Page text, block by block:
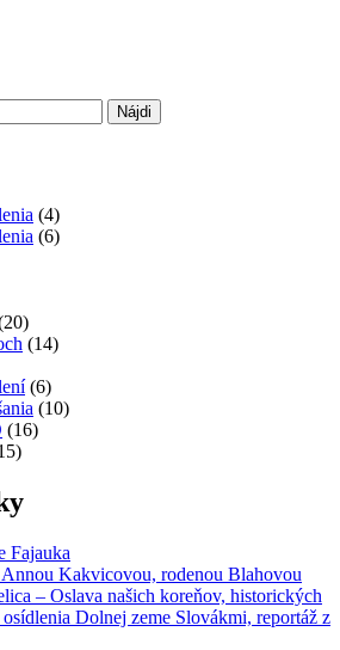
(4)
(6)
(14)
(6)
(10)
(16)
Fajauka
Annou Kakvicovou, rodenou Blahovou
– Oslava našich koreňov, historických
Dolnej zeme Slovákmi, reportáž z